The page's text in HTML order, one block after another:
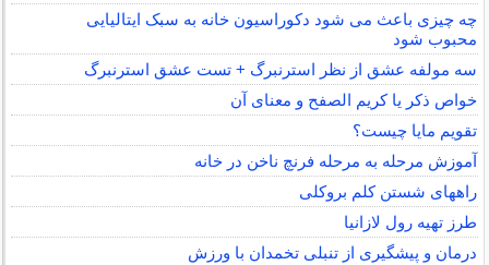
چه چیزی باعث می شود دکوراسیون خانه به سبک ایتالیایی
محبوب شود
سه مولفه عشق از نظر استرنبرگ + تست عشق استرنبرگ
خواص ذکر یا کریم الصفح و معنای آن
تقویم مایا چیست؟
آموزش مرحله به مرحله فرنچ ناخن در خانه
راههای شستن کلم بروکلی
طرز تهیه رول لازانیا
درمان و پیشگیری از تنبلی تخمدان با ورزش